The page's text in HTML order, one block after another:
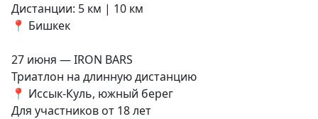
Дистанции: 5 км | 10 км
📍 Бишкек
27 июня — IRON BARS
Триатлон на длинную дистанцию
📍 Иссык-Куль, южный берег
Для участников от 18 лет